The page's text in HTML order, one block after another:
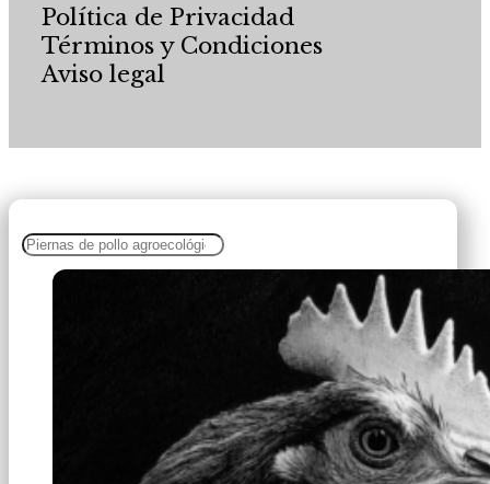
Política de Privacidad
Términos y Condiciones
Aviso legal